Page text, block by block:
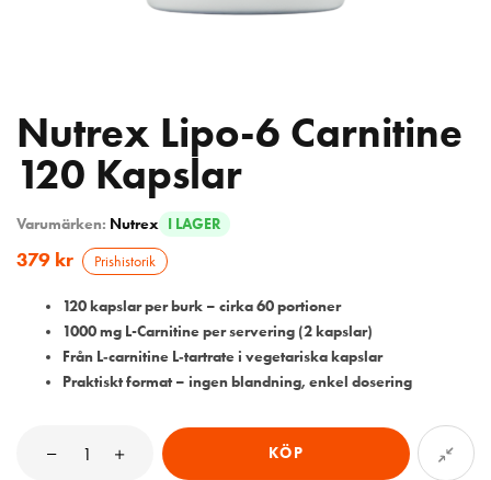
Nutrex Lipo-6 Carnitine
120 Kapslar
Varumärken: Nutrex I LAGER
379 kr Prishistorik
120 kapslar per burk – cirka 60 portioner
1000 mg L-Carnitine per servering (2 kapslar)
Från L‑carnitine L‑tartrate i vegetariska kapslar
Praktiskt format – ingen blandning, enkel dosering
KÖP